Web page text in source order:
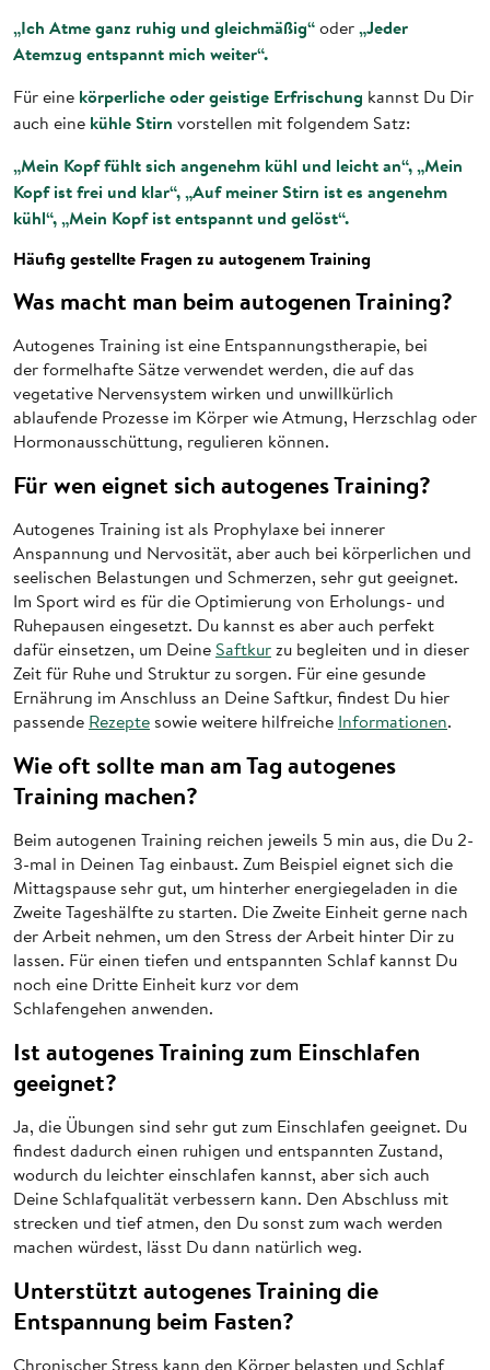
„Ich Atme ganz ruhig und gleichmäßig“oder„Jeder
Atemzug entspannt mich weiter“.
Für eine körperliche oder geistige Erfrischung kannst Du Dir
auch eine kühle Stirn vorstellen mit folgendem Satz:
„Mein Kopf fühlt sich angenehm kühl und leicht an“, „Mein
Kopf ist frei und klar“, „Auf meiner Stirn ist es angenehm
kühl“, „Mein Kopf ist entspannt und gelöst“.
Häufig gestellte Fragen zu autogenem Training
Was macht man beim autogenen Training?
Autogenes Training ist eine Entspannungstherapie, bei
der formelhafte Sätze verwendet werden, die auf das
vegetative Nervensystem wirken und unwillkürlich
ablaufende Prozesse im Körper wie Atmung, Herzschlag oder
Hormonausschüttung, regulieren können.
Für wen eignet sich autogenes Training?
Autogenes Training ist als Prophylaxe bei innerer
Anspannung und Nervosität, aber auch bei körperlichen und
seelischen Belastungen und Schmerzen, sehr gut geeignet.
Im Sport wird es für die Optimierung von Erholungs- und
Ruhepausen eingesetzt. Du kannst es aber auch perfekt
dafür einsetzen, um Deine Saftkurzu begleiten und in dieser
Zeit für Ruhe und Struktur zu sorgen. Für eine gesunde
Ernährung im Anschluss an Deine Saftkur, findest Du hier
passende Rezepte sowie weitere hilfreiche Informationen.
Wie oft sollte man am Tag autogenes
Training machen?
Beim autogenen Training reichen jeweils 5 min aus, die Du 2-
3-mal in Deinen Tag einbaust. Zum Beispiel eignet sich die
Mittagspause sehr gut, um hinterher energiegeladen in die
Zweite Tageshälfte zu starten. Die Zweite Einheit gerne nach
der Arbeit nehmen, um den Stress der Arbeit hinter Dir zu
lassen. Für einen tiefen und entspannten Schlaf kannst Du
noch eine Dritte Einheit kurz vor dem
Schlafengehen anwenden.
Ist autogenes Training zum Einschlafen
geeignet?
Ja, die Übungen sind sehr gut zum Einschlafen geeignet. Du
findest dadurch einen ruhigen und entspannten Zustand,
wodurch du leichter einschlafen kannst, aber sich auch
Deine Schlafqualität verbessern kann. Den Abschluss mit
strecken und tief atmen, den Du sonst zum wach werden
machen würdest, lässt Du dann natürlich weg.
Unterstützt autogenes Training die
Entspannung beim Fasten?
Chronischer Stress kann den Körper belasten und Schlaf